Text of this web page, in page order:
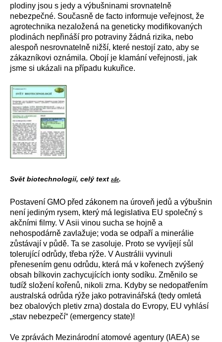
plodiny jsou s jedy a výbušninami srovnatelně
nebezpečné. Současně de facto informuje veřejnost, že
agrotechnika nezaložená na geneticky modifikovaných
plodinách nepřináší pro potraviny žádná rizika, nebo
alespoň nesrovnatelně nižší, které nestojí zato, aby se
zákazníkovi oznámila. Obojí je klamání veřejnosti, jak
jsme si ukázali na případu kukuřice.
Svět biotechnologií, celý text zde.
Postavení GMO před zákonem na úroveň jedů a výbušnin
není jediným rysem, který má legislativa EU společný s
akčními filmy. V Asii vinou sucha se hojně a
nehospodárně zavlažuje; voda se odpaří a minerálie
zůstávají v půdě. Ta se zasoluje. Proto se vyvíjejí sůl
tolerující odrůdy, třeba rýže. V Austrálii vyvinuli
přenesením genu odrůdu, která má v kořenech zvýšený
obsah bílkovin zachycujících ionty sodíku. Změnilo se
tudíž složení kořenů, nikoli zrna. Kdyby se nedopatřením
australská odrůda rýže jako potravinářská (tedy omletá
bez obalových pletiv zrna) dostala do Evropy, EU vyhlásí
„stav nebezpečí“ (emergency state)!
Ve zprávách Mezinárodní atomové agentury (IAEA) se